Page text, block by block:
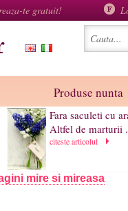
te gratuit!
Produse nunta
Fara saculeti cu
Altfel de marturii
citeste articolul
mire si mireasa